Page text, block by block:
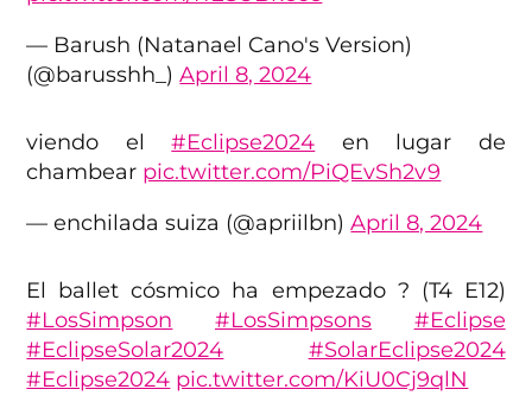
— Barush (Natanael Cano's Version)
(@barusshh_)April 8, 2024
viendo el#Eclipse2024 en lugar de
chambear pic.twitter.com/PiQEvSh2v9
— enchilada suiza (@apriilbn)April 8, 2024
El ballet cósmico ha empezado ? (T4 E12)
#LosSimpson
#LosSimpsons
#Eclipse
#EclipseSolar2024
#SolarEclipse2024
#Eclipse2024 pic.twitter.com/KiU0Cj9qlN